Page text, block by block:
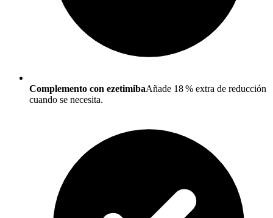
Complemento con ezetimibaAñade 18 % extra de reducción
cuando se necesita.